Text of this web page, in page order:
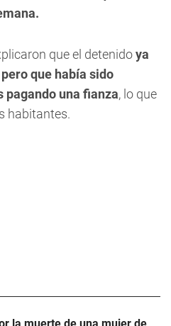
que el detenidoya
que había sido
pagando una fianza, lo que
habitantes.